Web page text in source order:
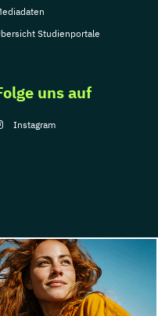
Kinder und
UX Design
Vertragsrecht
Studienportale
uns auf
Instagram
Nutzungsbedingungen